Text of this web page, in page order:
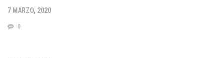
7 MARZO, 2020
0